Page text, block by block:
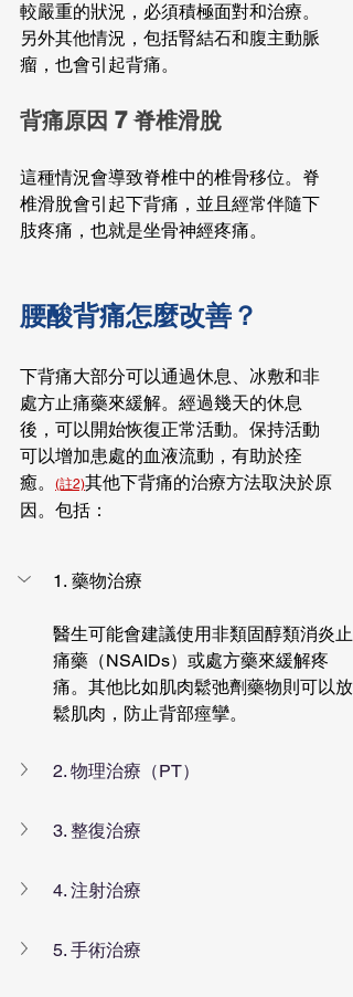
較嚴重的狀況，必須積極面對和治療。
另外其他情況，包括腎結石和腹主動脈
瘤，也會引起背痛。
背痛原因 7 脊椎滑脫
這種情況會導致脊椎中的椎骨移位。脊
椎滑脫會引起下背痛，並且經常伴隨下
肢疼痛，也就是坐骨神經疼痛。
腰酸背痛怎麼改善？
下背痛大部分可以通過休息、冰敷和非
處方止痛藥來緩解。經過幾天的休息
後，可以開始恢復正常活動。保持活動
可以增加患處的血液流動，有助於痊
癒。
(註2)其他下背痛的治療方法取決於原
因。包括：
1. 藥物治療
醫生可能會建議使用非類固醇類消炎止
痛藥（NSAIDs）或處方藥來緩解疼
痛。其他比如肌肉鬆弛劑藥物則可以放
鬆肌肉，防止背部痙攣。
2. 物理治療（PT）
3. 整復治療
4. 注射治療
5. 手術治療